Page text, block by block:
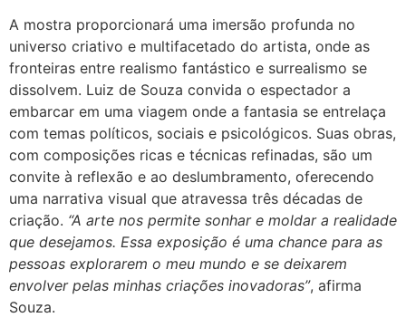
A mostra proporcionará uma imersão profunda no
universo criativo e multifacetado do artista, onde as
fronteiras entre realismo fantástico e surrealismo se
dissolvem. Luiz de Souza convida o espectador a
embarcar em uma viagem onde a fantasia se entrelaça
com temas políticos, sociais e psicológicos. Suas obras,
com composições ricas e técnicas refinadas, são um
convite à reflexão e ao deslumbramento, oferecendo
uma narrativa visual que atravessa três décadas de
criação. “A arte nos permite sonhar e moldar a realidade
que desejamos. Essa exposição é uma chance para as
pessoas explorarem o meu mundo e se deixarem
envolver pelas minhas criações inovadoras”, afirma
Souza.